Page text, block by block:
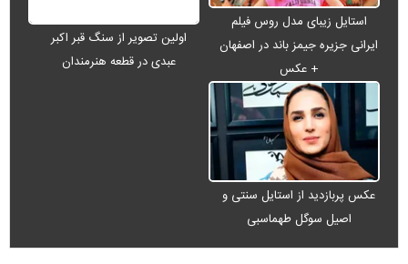
استایل زیبای مدل روس فیلم
ایرانی جزیره جیمز باند در اصفهان
+ عکس
اولین تصویر از سنگ قبر اکبر
عبدی در قطعه هنرمندان
عکس پربازدید از استایل سنتی و
اصیل سوگل طهماسبی